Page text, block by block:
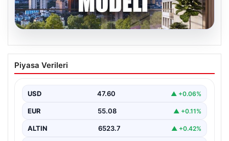
04.08.2026
DAP Yapı’dan bir ilk! Emlak Konut
güvencesi Dap vizyonuyla kendi
Piyasa Verileri
USD 47.60 ▲ +0.06%
EUR 55.08 ▲ +0.11%
ALTIN 6523.7 ▲ +0.42%